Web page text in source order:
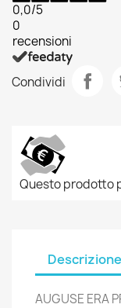
Crea
Accedi
0,0/5
0
recensioni
Condividi
Questo prodotto
Descrizione
AUGUSE ERA